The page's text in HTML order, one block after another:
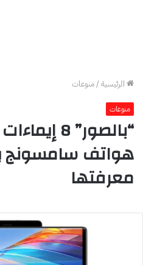
الرئيسية/منوعات
منوعات
“بالصور”
هواتف سامسونج
معرفتها